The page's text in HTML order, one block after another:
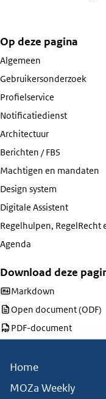
Op deze pagina
Algemeen
Gebruikersonderzoek
Profielservice
Notificatiedienst
Architectuur
Berichten / FBS
Machtigen en mandaten
Design system
Digitale Assistent
Regelhulpen,
Agenda
Download deze
Download deze pagina
Markdown
Download deze pagina
Open document (ODF)
Download deze pagina
PDF-document
Home
MOZa Weekly